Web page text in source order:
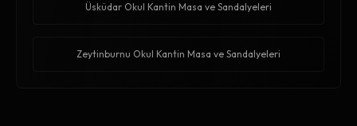
Üsküdar Okul Kantin Masa ve Sandalyeleri
Zeytinburnu Okul Kantin Masa ve Sandalyeleri